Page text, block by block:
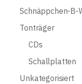
Schnäppchen-B-
Tonträger
CDs
Schallplatten
Unkategorisiert